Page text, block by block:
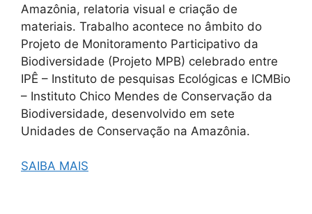
Amazônia, relatoria visual e criação de
materiais. Trabalho acontece no âmbito do
Projeto de Monitoramento Participativo da
Biodiversidade (Projeto MPB) celebrado entre
IPÊ – Instituto de pesquisas Ecológicas e ICMBio
– Instituto Chico Mendes de Conservação da
Biodiversidade, desenvolvido em sete
Unidades de Conservação na Amazônia.
SAIBA MAIS